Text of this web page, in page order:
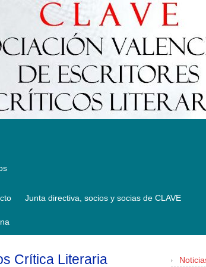
Junta directiva, socios y socias de CLAVE
Crítica Literaria